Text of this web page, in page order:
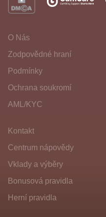
O Nás
Zodpovědné hraní
Podmínky
Ochrana soukromí
AML/KYC
Kontakt
Centrum nápovědy
Vklady a výběry
Bonusová pravidla
Herní pravidla